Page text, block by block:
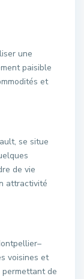
une
paisible
et
se situe
de vie
attractivité
voisines et
permettant de